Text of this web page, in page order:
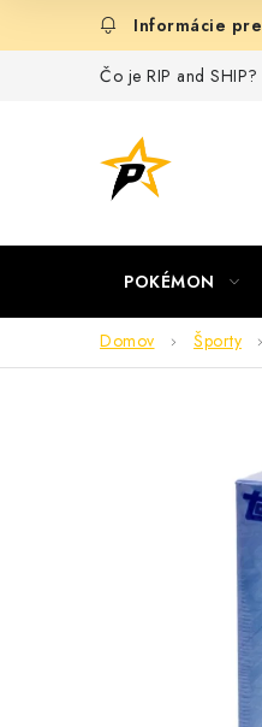
Čo je RIP and SHIP?
POKÉMON
Domov Športy